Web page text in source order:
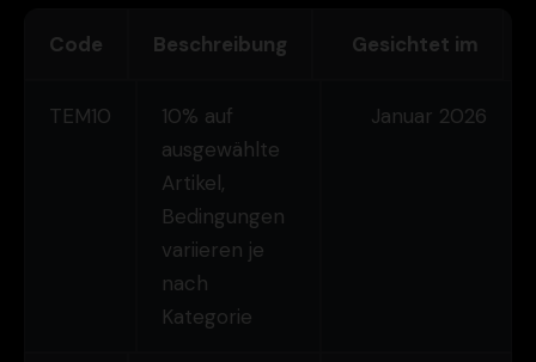
Code Beschreibung Gesichtet im
TEM10
10% auf
ausgewählte
Artikel,
Bedingungen
variieren je
nach
Kategorie
Januar 2026